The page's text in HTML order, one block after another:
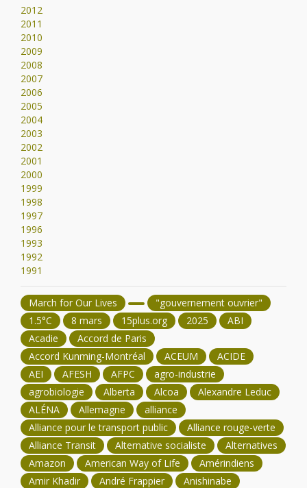
2012
2011
2010
2009
2008
2007
2006
2005
2004
2003
2002
2001
2000
1999
1998
1997
1996
1993
1992
1991
March for Our Lives
"gouvernement ouvrier"
1.5°C
8 mars 15plus.org 2025
ABI
Acadie
Accord de Paris
Accord Kunming-Montréal
ACEUM
ACIDE
AEI
AFESH AFPC
agro-industrie
agrobiologie
Alberta Alcoa
Alexandre Leduc
ALÉNA
Allemagne
alliance
Alliance pour le transport public
Alliance rouge-verte
Alliance Transit
Alternative socialiste
Alternatives
Amazon
American Way of Life
Amérindiens
Amir Khadir
André Frappier
Anishinabe